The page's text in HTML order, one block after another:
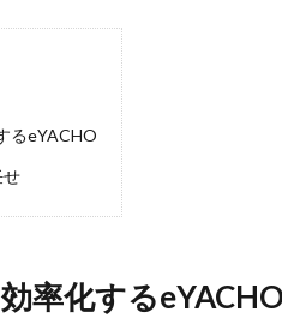
るeYACHO
せ
率化するeYACHO